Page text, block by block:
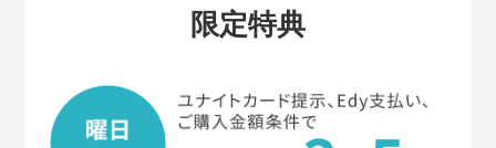
限定特典